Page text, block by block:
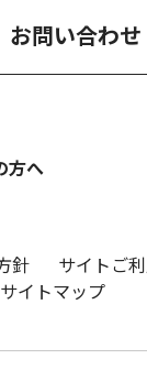
お問い合わせ
方へ
針
サイトご
サイトマップ